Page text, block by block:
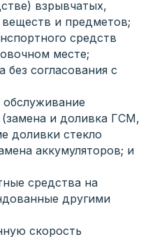
взрывчатых,
и предметов;
средств
месте;
согласования с
(замена и доливка ГСМ,
доливки стекло
аккумуляторов; и
средства на
другими
скорость